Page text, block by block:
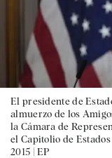
El presidente de
almuerzo de los
la Cámara de
el Capitolio de
2015 |EP